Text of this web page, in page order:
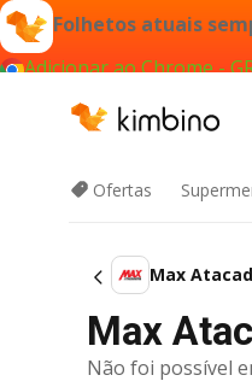
Folhetos atuais
Adicionar ao Chrome -
Ofertas
Max
Max
Não foi possível